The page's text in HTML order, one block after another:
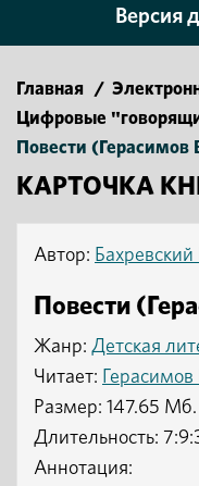
Версия
Главная /
Цифровые
Повести (Герасимов
КАРТОЧКА
Автор: Бахревский
Повести
Жанр: Детская
Читает: Герасимов
Размер: 147.65 Мб.
Длительность:
Аннотация: